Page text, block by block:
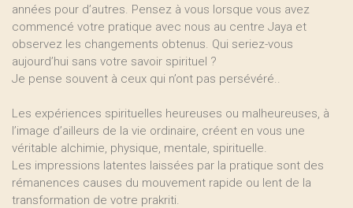
années pour d’autres. Pensez à vous lorsque vous avez
commencé votre pratique avec nous au centre Jaya et
observez les changements obtenus. Qui seriez-vous
aujourd’hui sans votre savoir spirituel ?
Je pense souvent à ceux qui n’ont pas persévéré..
Les expériences spirituelles heureuses ou malheureuses, à
l’image d’ailleurs de la vie ordinaire, créent en vous une
véritable alchimie, physique, mentale, spirituelle.
Les impressions latentes laissées par la pratique sont des
rémanences causes du mouvement rapide ou lent de la
transformation de votre prakriti.